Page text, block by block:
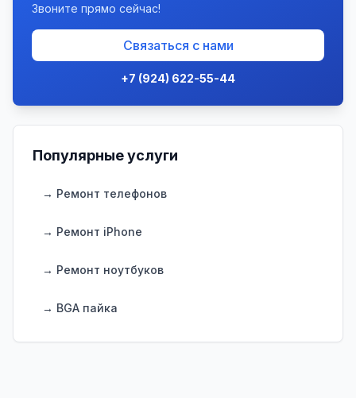
Звоните прямо сейчас!
Связаться с нами
+7 (924) 622-55-44
Популярные услуги
→ Ремонт телефонов
→ Ремонт iPhone
→ Ремонт ноутбуков
→ BGA пайка